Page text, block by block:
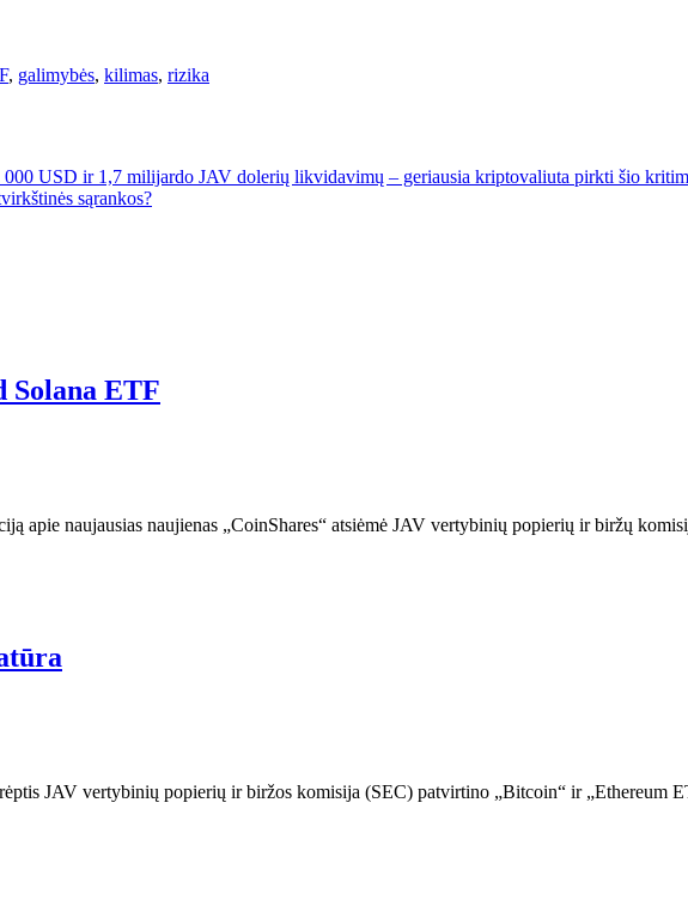
, galimybės, kilimas, rizika
USD ir 1,7 milijardo JAV dolerių likvidavimų – geriausia kriptovaliuta pirkti šio
sąrankos?
Solana ETF
apie naujausias naujienas „CoinShares“ atsiėmė JAV vertybinių popierių ir biržų
JAV vertybinių popierių ir biržos komisija (SEC) patvirtino „Bitcoin“ ir „Ethereum